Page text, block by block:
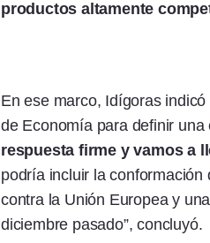
productos altamente
En ese marco, Idígoras
de Economía para definir una
respuesta firme y vamos a
podría incluir la
contra la Unión Europea y
diciembre pasado”, concluyó.